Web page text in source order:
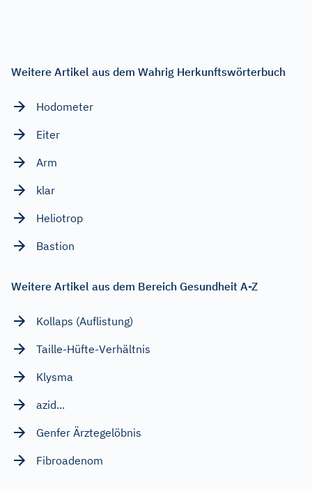
Weitere Artikel aus dem Wahrig Herkunftswörterbuch
Hodometer
Eiter
Arm
klar
Heliotrop
Bastion
Weitere Artikel aus dem Bereich Gesundheit A-Z
Kollaps (Auflistung)
Taille-Hüfte-Verhältnis
Klysma
azid...
Genfer Ärztegelöbnis
Fibroadenom